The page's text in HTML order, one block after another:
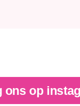
ons op